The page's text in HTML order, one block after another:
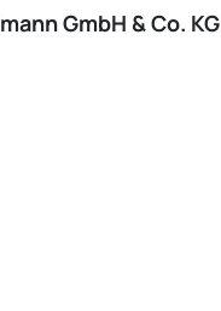
GmbH & Co. KG